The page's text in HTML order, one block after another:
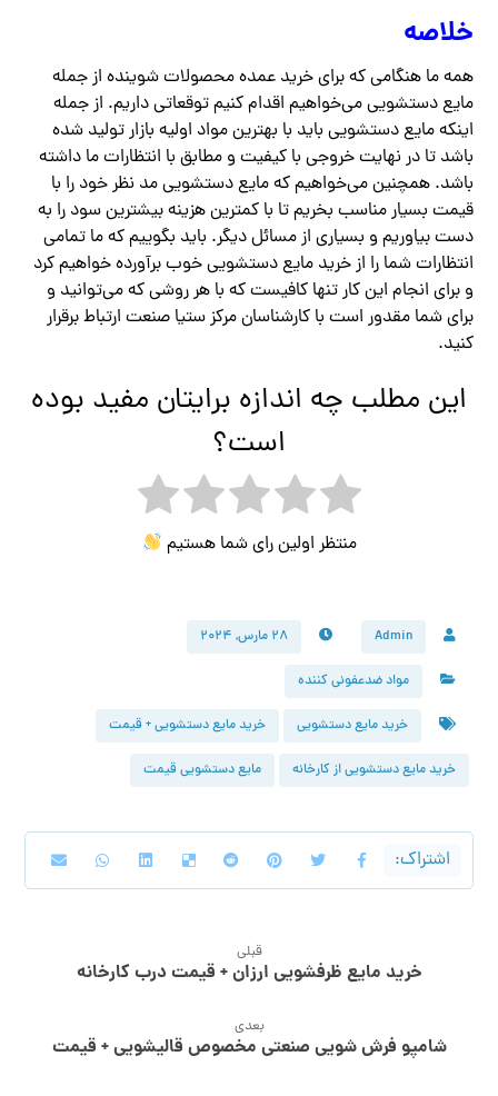
خلاصه
همه ما هنگامی که برای خرید عمده محصولات شوینده از جمله
مایع دستشویی می‌خواهیم اقدام کنیم توقعاتی داریم. از جمله
اینکه مایع دستشویی باید با بهترین مواد اولیه بازار تولید شده
باشد تا در نهایت خروجی با کیفیت و مطابق با انتظارات ما داشته
باشد. همچنین می‌خواهیم که مایع دستشویی مد نظر خود را با
قیمت بسیار مناسب بخریم تا با کمترین هزینه بیشترین سود را به
دست بیاوریم و بسیاری از مسائل دیگر. باید بگوییم که ما تمامی
انتظارات شما را از خرید مایع دستشویی خوب برآورده خواهیم کرد
و برای انجام این کار تنها کافیست که با هر روشی که می‌توانید و
برای شما مقدور است با کارشناسان مرکز ستیا صنعت ارتباط برقرار
کنید.
این مطلب چه اندازه برایتان مفید بوده
است؟
منتظر اولین رای شما هستیم
Admin ۲۸ مارس, ۲۰۲۴
مواد ضدعفونی کننده
خرید مایع دستشویی خرید مایع دستشویی + قیمت
خرید مایع دستشویی از کارخانه مایع دستشویی قیمت
قبلی
خرید مایع ظرفشویی ارزان + قیمت درب کارخانه
بعدی
شامپو فرش شویی صنعتی مخصوص قالیشویی + قیمت